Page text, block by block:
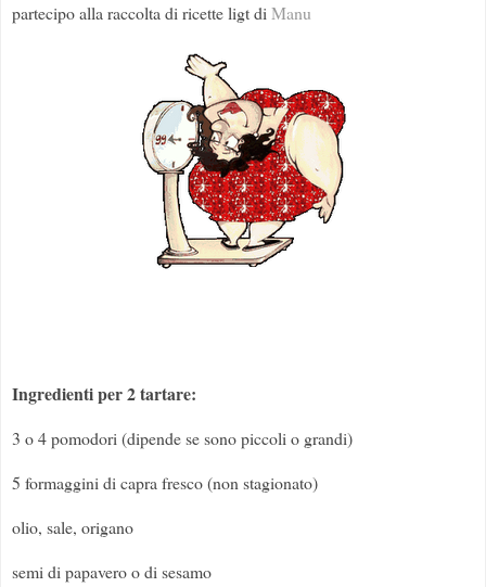
partecipo alla raccolta di ricette ligt diManu
Ingredienti per 2 tartare:
3 o 4 pomodori (dipende se sono piccoli o grandi)
5 formaggini di capra fresco (non stagionato)
olio, sale, origano
semi di papavero o di sesamo